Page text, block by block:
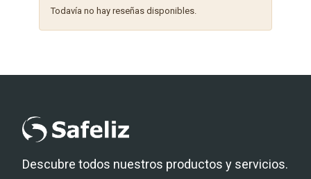
Todavía no hay reseñas disponibles.
Descubre todos nuestros productos y servicios.